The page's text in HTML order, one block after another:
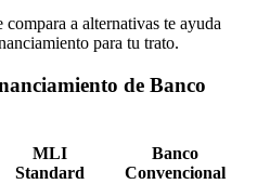
a alternativas te ayuda
para tu trato.
de Banco
MLI
Standard
Banco
Convencional